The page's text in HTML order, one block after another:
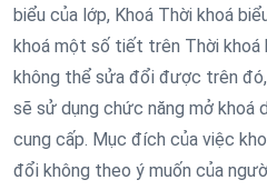
biểu của lớp, Khoá Thời khoá
khoá một số tiết trên Thời khoá
không thể sửa đổi được trên
sẽ sử dụng chức năng mở khoá
cung cấp. Mục đích của việc
đổi không theo ý muốn của